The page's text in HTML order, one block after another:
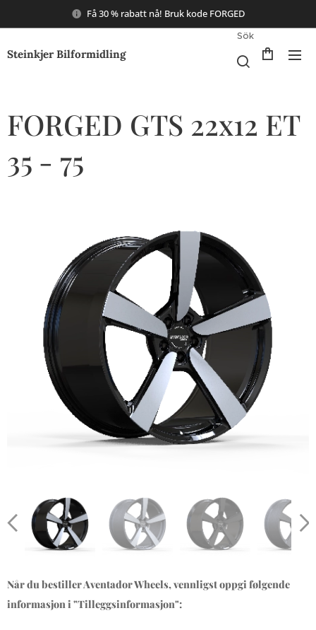
Få 30 % rabatt nå! Bruk kode FORGED
Steinkjer Bilformidling
Sök
FORGED GTS 22x12 ET
35 - 75
Når du bestiller Aventador Wheels, vennligst oppgi følgende
informasjon i "Tilleggsinformasjon":